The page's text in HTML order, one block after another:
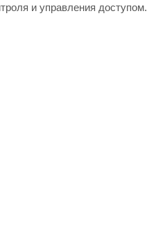
и управления доступом.